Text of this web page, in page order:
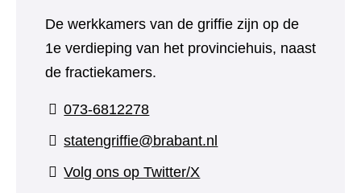
De werkkamers van de griffie zijn op de
1e verdieping van het provinciehuis, naast
de fractiekamers.
073-6812278
statengriffie@brabant.nl
Volg ons op Twitter/X